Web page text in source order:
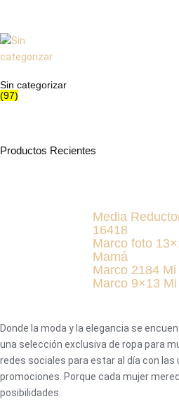
Sin categorizar
(97)
Productos Recientes
Media
16418
Marco foto
Mamá
Marco 2184
Marco 9×13
Donde la moda y la elegancia se
una selección exclusiva de ropa para
redes sociales para estar al día con
promociones. Porque cada mujer
posibilidades.